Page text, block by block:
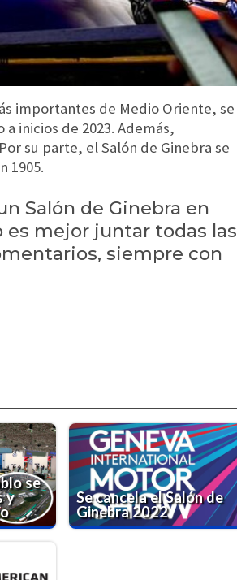
importantes de Medio Oriente, se
inicios de 2023. Además,
Por su parte, el Salón de Ginebra se
1905.
Salón de Ginebra en
es mejor juntar todas las
siempre con
se
y
Se cancela el Salón de
Ginebra 2022